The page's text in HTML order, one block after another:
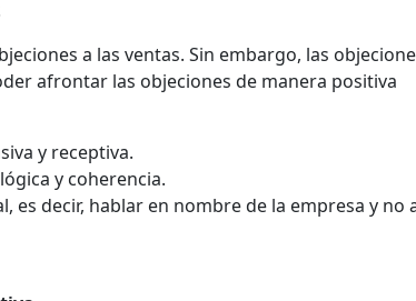
a las ventas. Sin embargo, las
afrontar las objeciones de manera positiva
y receptiva.
y coherencia.
decir, hablar en nombre de la empresa y no